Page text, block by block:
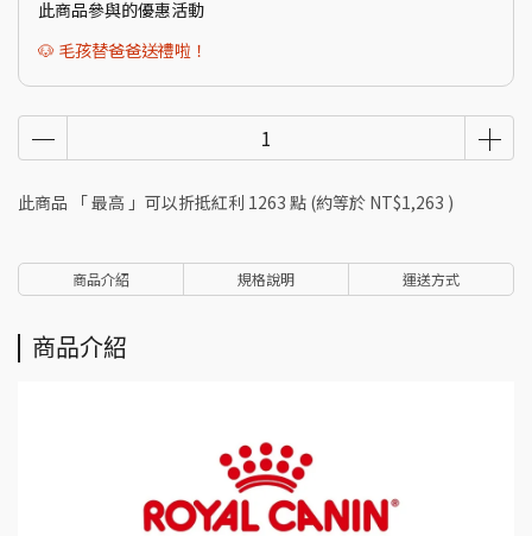
此商品參與的優惠活動
🐶 毛孩替爸爸送禮啦！
此商品 「 最高 」可以折抵紅利 1263 點 (約等於 NT$1,263 )
商品介紹 規格說明 運送方式
商品介紹